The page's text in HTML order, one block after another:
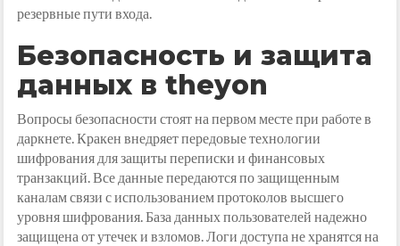
резервные пути входа.
Безопасность и защита
данных в theyon
Вопросы безопасности стоят на первом месте при работе в
даркнете. Кракен внедряет передовые технологии
шифрования для защиты переписки и финансовых
транзакций. Все данные передаются по защищенным
каналам связи с использованием протоколов высшего
уровня шифрования. База данных пользователей надежно
защищена от утечек и взломов. Логи доступа не хранятся на